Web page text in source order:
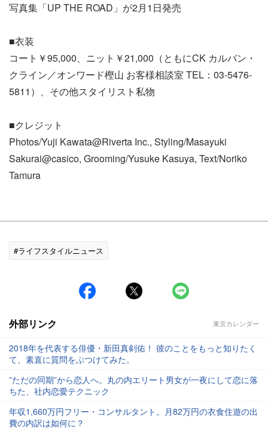
写真集「UP THE ROAD」が2月1日発売
■衣装
コート￥95,000、ニット￥21,000（ともにCK カルバン・
クライン／オンワード樫山 お客様相談室 TEL：03-5476-
5811）、その他スタイリスト私物
■クレジット
Photos/Yuji Kawata@Riverta Inc., Styling/Masayuki
Sakurai@casico, Grooming/Yusuke Kasuya, Text/Noriko
Tamura
#ライフスタイルニュース
外部リンク 東京カレンダー
2018年を代表する俳優・新田真剣佑！ 彼のことをもっと知りたく
て、素直に質問をぶつけてみた。
”ただの同期”から恋人へ。丸の内エリート男女が一夜にして恋に落
ちた、社内恋愛テクニック
年収1,660万円フリー・コンサルタント。月82万円の衣食住遊の出
費の内訳は如何に？